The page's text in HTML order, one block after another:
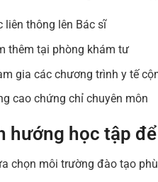
liên thông lên Bác sĩ
thêm tại phòng khám tư
gia các chương trình y tế
cao chứng chỉ chuyên môn
hướng học tập
chọn môi trường đào tạo